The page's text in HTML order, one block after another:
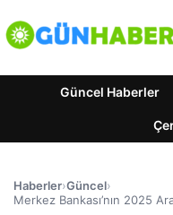
Güncel Haberler
Haberler›Güncel›
Merkez Bankası’nın 2025